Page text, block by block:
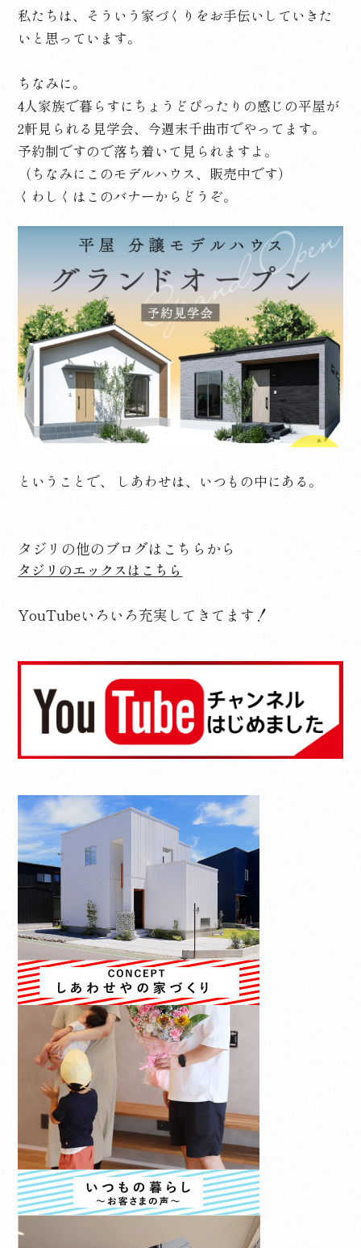
私たちは、そういう家づくりをお手伝いしていきた
いと思っています。
ちなみに。
4人家族で暮らすにちょうどぴったりの感じの平屋が
2軒見られる見学会、今週末千曲市でやってます。
予約制ですので落ち着いて見られますよ。
（ちなみにこのモデルハウス、販売中です）
くわしくはこのバナーからどうぞ。
ということで、 しあわせは、いつもの中にある。
タジリの他のブログはこちらから
タジリのエックスはこちら
YouTubeいろいろ充実してきてます！